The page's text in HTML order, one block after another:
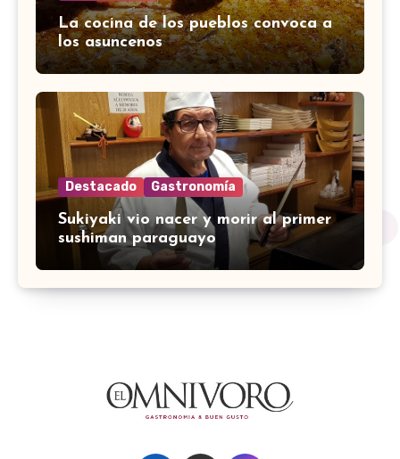
La cocina de los pueblos convoca a
los asuncenos
Destacado Gastronomía
Sukiyaki vio nacer y morir al primer
sushiman paraguayo